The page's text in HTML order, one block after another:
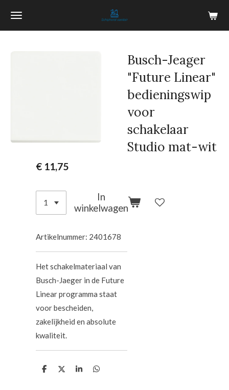
Ga
Busch-Jeager
"Future Linear"
bedieningswip
voor
schakelaar
Studio mat-wit
€ 11,75
In
winkelwagen
Artikelnummer: 2401678
Het schakelmateriaal van
Busch-Jaeger in de Future
Linear programma staat
voor bescheiden,
zakelijkheid en absolute
kwaliteit.
D
D
S
D